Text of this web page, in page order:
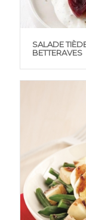
SALADE
BETTERAVES